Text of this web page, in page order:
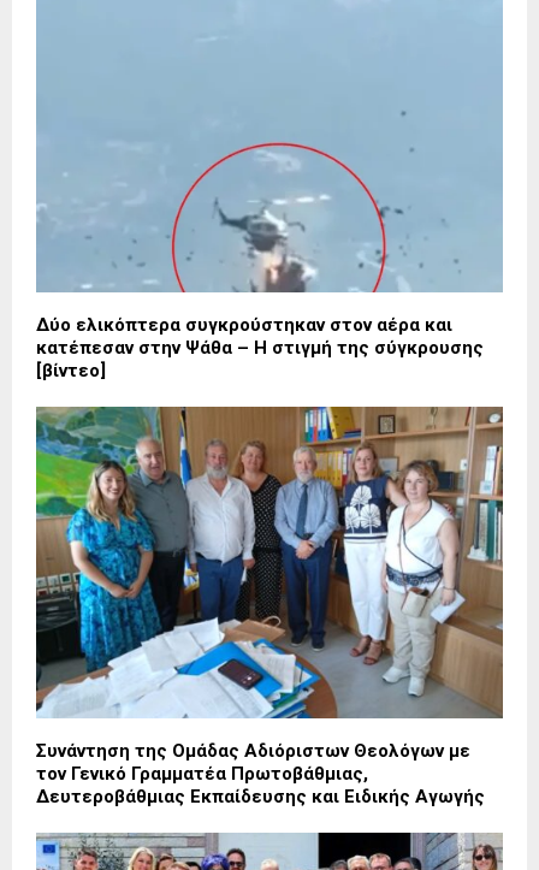
Δύο ελικόπτερα συγκρούστηκαν στον αέρα και
κατέπεσαν στην Ψάθα – Η στιγμή της σύγκρουσης
[βίντεο]
Συνάντηση της Ομάδας Αδιόριστων Θεολόγων με
τον Γενικό Γραμματέα Πρωτοβάθμιας,
Δευτεροβάθμιας Εκπαίδευσης και Ειδικής Αγωγής